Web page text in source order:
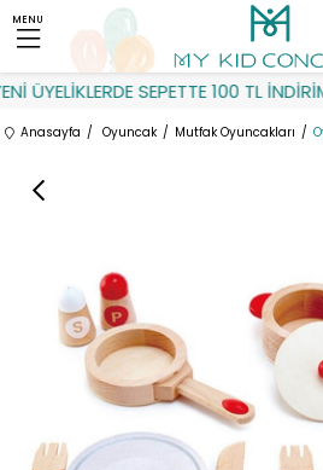
ÜYELİKLERDE SEPETTE 100 TL
MENU
Anasayfa Oyuncak Mutfak Oyuncakları